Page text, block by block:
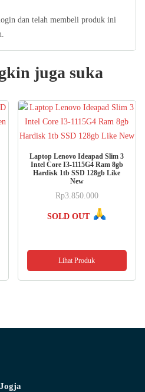
dan telah membeli produk ini
juga suka
Laptop Lenovo Ideapad Slim 3
Intel Core I3-1115G4 Ram 8gb
Hardisk 1tb SSD 128gb Like
New
Rp3.850.000
SOLD OUT
Lihat Produk